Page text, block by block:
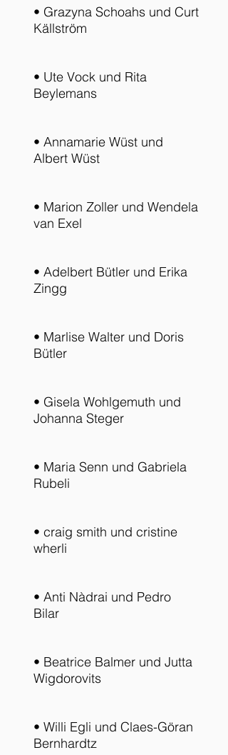
• Grazyna Schoahs und Curt
Källström
• Ute Vock und Rita
Beylemans
• Annamarie Wüst und
Albert Wüst
• Marion Zoller und Wendela
van Exel
• Adelbert Bütler und Erika
Zingg
• Marlise Walter und Doris
Bütler
• Gisela Wohlgemuth und
Johanna Steger
• Maria Senn und Gabriela
Rubeli
• craig smith und cristine
wherli
• Anti Nàdrai und Pedro
Bilar
• Beatrice Balmer und Jutta
Wigdorovits
• Willi Egli und Claes-Göran
Bernhardtz